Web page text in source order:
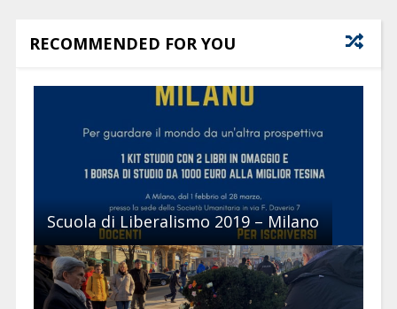
RECOMMENDED FOR YOU
Scuola di Liberalismo 2019 – Milano